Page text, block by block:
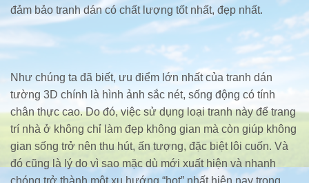
đảm bảo tranh dán có chất lượng tốt nhất, đẹp nhất.
Như chúng ta đã biết, ưu điểm lớn nhất của tranh dán
tường 3D chính là hình ảnh sắc nét, sống động có tính
chân thực cao. Do đó, việc sử dụng loại tranh này để trang
trí nhà ở không chỉ làm đẹp không gian mà còn giúp không
gian sống trở nên thu hút, ấn tượng, đặc biệt lôi cuốn. Và
đó cũng là lý do vì sao mặc dù mới xuất hiện và nhanh
chóng trở thành một xu hướng “hot” nhất hiện nay trong